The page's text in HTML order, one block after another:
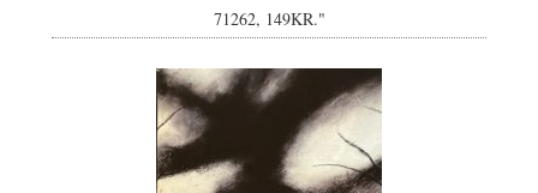
71262, 149KR."